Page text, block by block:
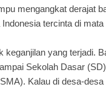
mengangkat derajat
tercinta di mata
keganjilan yang terjadi.
Sekolah Dasar
Kalau di desa-